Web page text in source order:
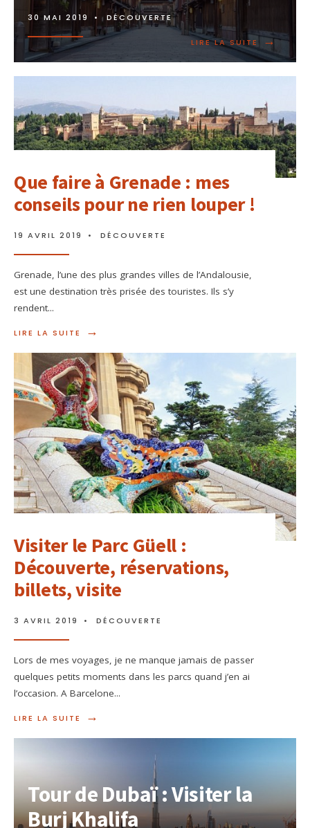
30 MAI 2019 • DÉCOUVERTE
LIRE LA SUITE →
Que faire à Grenade : mes
conseils pour ne rien louper !
19 AVRIL 2019 • DÉCOUVERTE
Grenade, l’une des plus grandes villes de l’Andalousie,
est une destination très prisée des touristes. Ils s’y
rendent...
LIRE LA SUITE →
Visiter le Parc Güell :
Découverte, réservations,
billets, visite
3 AVRIL 2019 • DÉCOUVERTE
Lors de mes voyages, je ne manque jamais de passer
quelques petits moments dans les parcs quand j’en ai
l’occasion. A Barcelone...
LIRE LA SUITE →
Tour de Dubaï : Visiter la
Burj Khalifa